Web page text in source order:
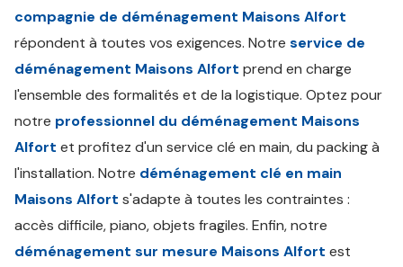
compagnie de déménagement Maisons Alfort
répondent à toutes vos exigences. Notre service de
déménagement Maisons Alfort prend en charge
l'ensemble des formalités et de la logistique. Optez pour
notre professionnel du déménagement Maisons
Alfort et profitez d'un service clé en main, du packing à
l'installation. Notre déménagement clé en main
Maisons Alfort s'adapte à toutes les contraintes :
accès difficile, piano, objets fragiles. Enfin, notre
déménagement sur mesure Maisons Alfort est